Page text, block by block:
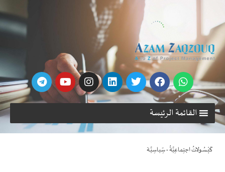
القائمة الرئيسة
كَبْسُـولاتُ اجتِماعِيَّةُ - سِّياسِيَّـة